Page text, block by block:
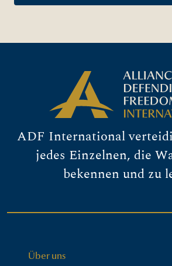
ADF International
jedes Einzelnen, die
bekennen und zu
Über uns